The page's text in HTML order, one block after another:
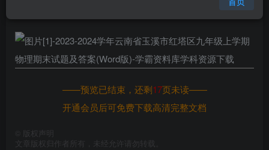
7.12 MB
——预览已结束，还剩17页未读——
开通会员后可免费下载高清完整文档
版权声明
文章版权归作者所有，未经允许请勿转载。